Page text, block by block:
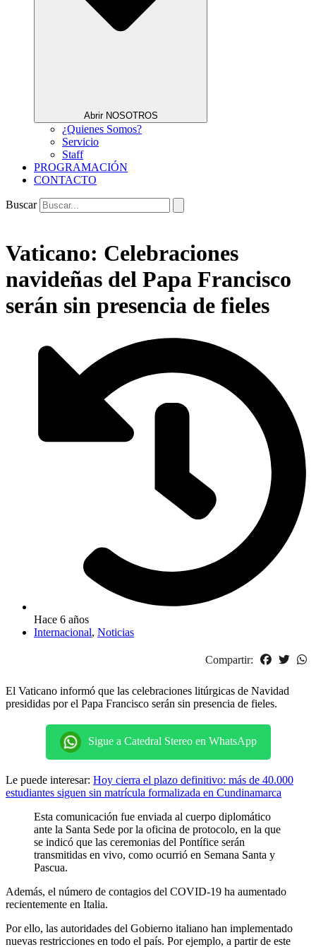
Abrir NOSOTROS
¿Quienes Somos?
Servicio
Staff
PROGRAMACIÓN
CONTACTO
Buscar
Vaticano: Celebraciones
navideñas del Papa Francisco
serán sin presencia de fieles
Hace 6 años
Internacional, Noticias
Compartir:
El Vaticano informó que las celebraciones litúrgicas de Navidad
presididas por el Papa Francisco serán sin presencia de fieles.
Sigue a Catedral Stereo en WhatsApp
Le puede interesar: Hoy cierra el plazo definitivo: más de 40.000
estudiantes siguen sin matrícula formalizada en Cundinamarca
Esta comunicación fue enviada al cuerpo diplomático
ante la Santa Sede por la oficina de protocolo, en la que
se indicó que las ceremonias del Pontífice serán
transmitidas en vivo, como ocurrió en Semana Santa y
Pascua.
Además, el número de contagios del COVID-19 ha aumentado
recientemente en Italia.
Por ello, las autoridades del Gobierno italiano han implementado
nuevas restricciones en todo el país. Por ejemplo, a partir de este